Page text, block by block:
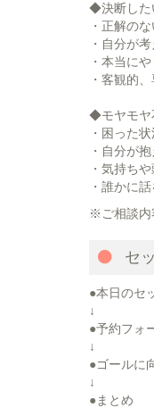
◆決断した
・正解の
・自分が
・本当に
・客観的
◆モヤモヤ
・困った
・自分が
・気持ち
・誰かに
※ご相談内
セ
●本日のセ
↓
●予約フォ
↓
●ゴールに
↓
●まとめ